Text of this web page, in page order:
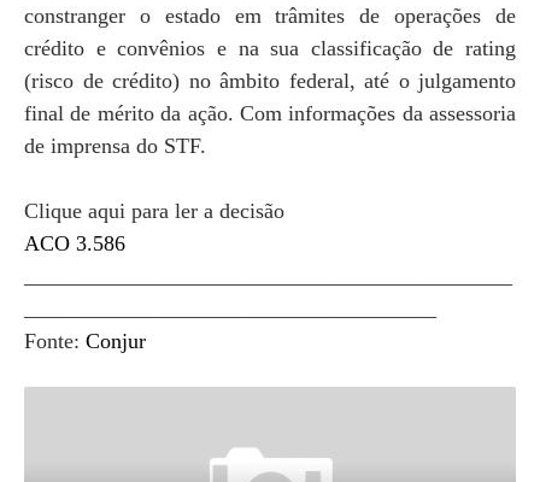
constranger o estado em trâmites de operações de
crédito e convênios e na sua classificação de rating
(risco de crédito) no âmbito federal, até o julgamento
final de mérito da ação. Com informações da assessoria
de imprensa do STF.
Clique aqui para ler a decisão
ACO 3.586
Fonte: Conjur